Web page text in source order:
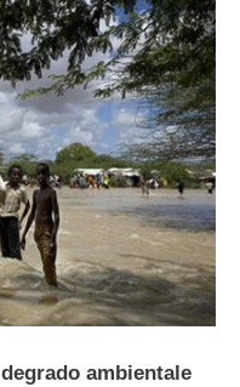
degrado ambientale